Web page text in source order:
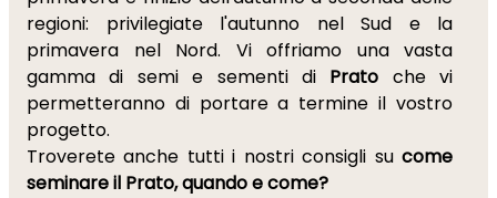
regioni: privilegiate l'autunno nel Sud e la
primavera nel Nord. Vi offriamo una vasta
gamma di semi e sementi di Prato che vi
permetteranno di portare a termine il vostro
progetto.
Troverete anche tutti i nostri consigli su come
seminare il Prato, quando e come?